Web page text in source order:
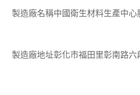
製造廠名稱中國衛生材料生產中心
製造廠地址彰化市福田里彰南路